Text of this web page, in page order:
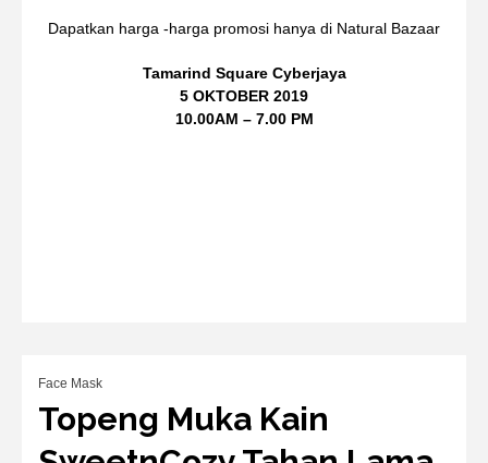
Dapatkan harga -harga promosi hanya di Natural Bazaar
Tamarind Square Cyberjaya
5 OKTOBER 2019
10.00AM – 7.00 PM
Face Mask
Topeng Muka Kain